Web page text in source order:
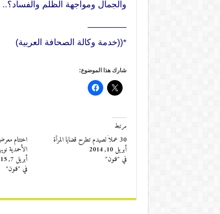
والجمال ومواجهة الظلم والفساد؟..
*((خدمة وكالة الصحافة العربية)
شارك هذا الموضوع:
مرتبط
30 عملاً لصيدم تطرح قضايا المرأة
أبريل 10, 2014
في "فنون"
اختتام معرض
الأحمدية
أبريل 7, 2015
في "فنون"